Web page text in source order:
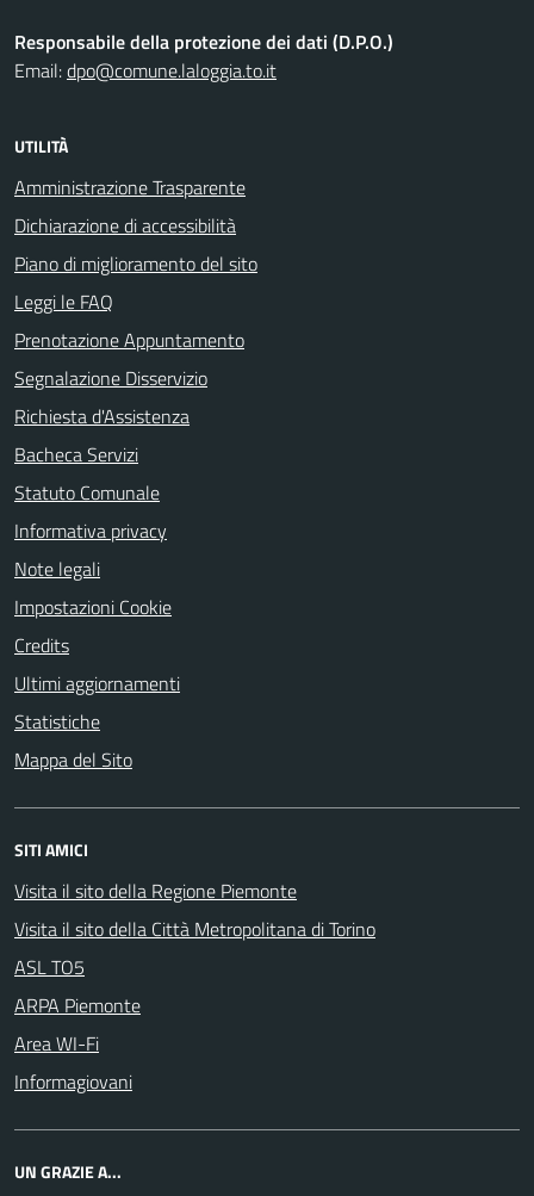
Responsabile della protezione dei dati (D.P.O.)
Email:dpo@comune.laloggia.to.it
UTILITÀ
Amministrazione Trasparente
Dichiarazione di accessibilità
Piano di miglioramento del sito
Leggi le FAQ
Prenotazione Appuntamento
Segnalazione Disservizio
Richiesta d'Assistenza
Bacheca Servizi
Statuto Comunale
Informativa privacy
Note legali
Impostazioni Cookie
Credits
Ultimi aggiornamenti
Statistiche
Mappa del Sito
SITI AMICI
Visita il sito della Regione Piemonte
Visita il sito della Città Metropolitana di Torino
ASL TO5
ARPA Piemonte
Area WI-Fi
Informagiovani
UN GRAZIE A...